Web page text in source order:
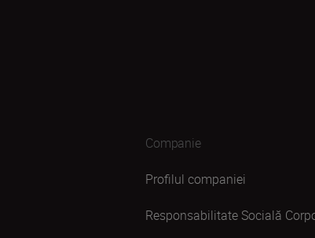
Companie
Profilul companiei
Responsabilitate Socială